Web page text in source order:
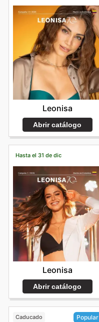
Leonisa
Abrir catálogo
Hasta el 31 de dic
Leonisa
Abrir catálogo
Caducado Popular